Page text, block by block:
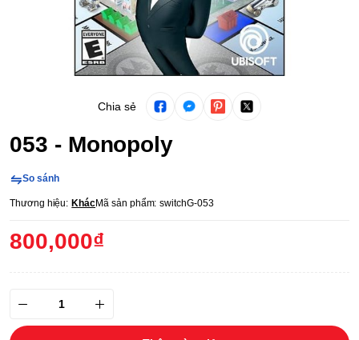
Chia sẻ
053 - Monopoly
So sánh
Thương hiệu: KhácMã sản phẩm: switchG-053
800,000₫